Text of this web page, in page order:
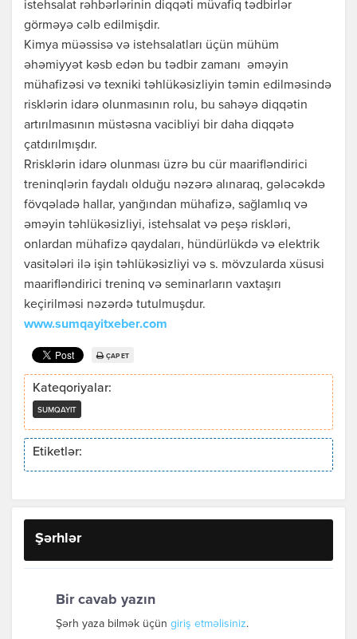
istehsalat rəhbərlərinin diqqəti müvafiq tədbirlər
görməyə cəlb edilmişdir.
Kimya müəssisə və istehsalatları üçün mühüm
əhəmiyyət kəsb edən bu tədbir zamanı əməyin
mühafizəsi və texniki təhlükəsizliyin təmin edilməsində
risklərin idarə olunmasının rolu, bu sahəyə diqqətin
artırılmasının müstəsna vacibliyi bir daha diqqətə
çatdırılmışdır.
Rrisklərin idarə olunması üzrə bu cür maarifləndirici
treninqlərin faydalı olduğu nəzərə alınaraq, gələcəkdə
fövqəladə hallar, yanğından mühafizə, sağlamlıq və
əməyin təhlükəsizliyi, istehsalat və peşə riskləri,
onlardan mühafizə qaydaları, hündürlükdə və elektrik
vasitələri ilə işin təhlükəsizliyi və s. mövzularda xüsusi
maarifləndirici treninq və seminarların vaxtaşırı
keçirilməsi nəzərdə tutulmuşdur.
www.sumqayitxeber.com
ÇAP ET
Kateqoriyalar:
SUMQAYIT
Etiketlər:
Şərhlər
Bir cavab yazın
Şərh yaza bilmək üçün giriş etməlisiniz.